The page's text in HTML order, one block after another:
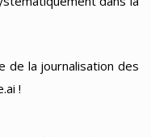
de la journalisation des
!